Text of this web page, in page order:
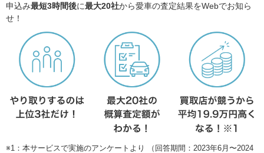
申込み最短3時間後に最大20社から愛車の査定結果をWebでお知ら
せ！
※1：本サービスで実施のアンケートより （回答期間：2023年6月〜2024